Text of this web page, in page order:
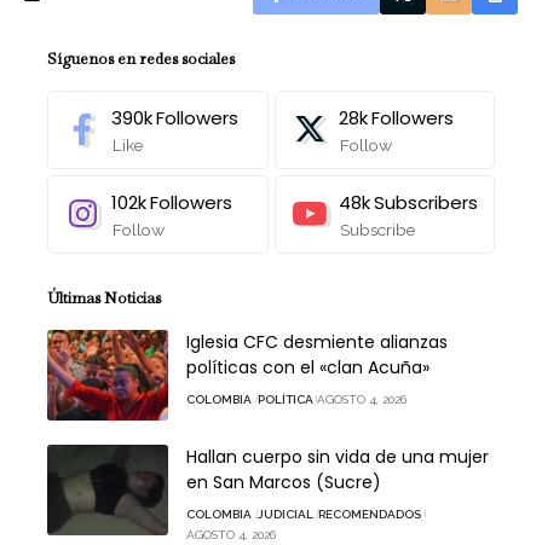
Síguenos en redes sociales
390kFollowers
Like
28kFollowers
Follow
102kFollowers
Follow
48kSubscribers
Subscribe
Últimas Noticias
Iglesia CFC desmiente alianzas
políticas con el «clan Acuña»
COLOMBIA POLÍTICA AGOSTO 4, 2026
Hallan cuerpo sin vida de una mujer
en San Marcos (Sucre)
COLOMBIA JUDICIAL
RECOMENDADOS
AGOSTO 4, 2026